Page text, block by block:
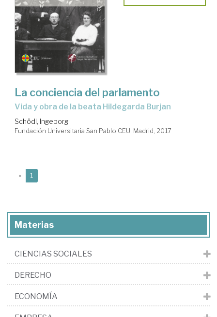
La conciencia del parlamento
vida y obra de la beata Hildegarda Burjan
Schödl, Ingeborg
Fundación Universitaria San Pablo CEU. Madrid, 2017
« 1
Materias
CIENCIAS SOCIALES
DERECHO
ECONOMÍA